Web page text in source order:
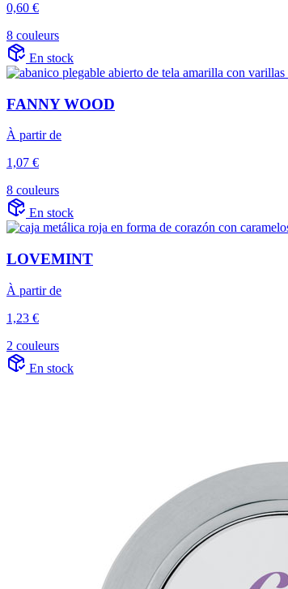
0,60 €
8 couleurs
En stock
FANNY WOOD
À partir de
1,07 €
8 couleurs
En stock
LOVEMINT
À partir de
1,23 €
2 couleurs
En stock